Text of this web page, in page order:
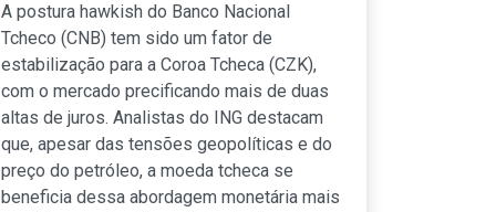
A postura hawkish do Banco Nacional
Tcheco (CNB) tem sido um fator de
estabilização para a Coroa Tcheca (CZK),
com o mercado precificando mais de duas
altas de juros. Analistas do ING destacam
que, apesar das tensões geopolíticas e do
preço do petróleo, a moeda tcheca se
beneficia dessa abordagem monetária mais